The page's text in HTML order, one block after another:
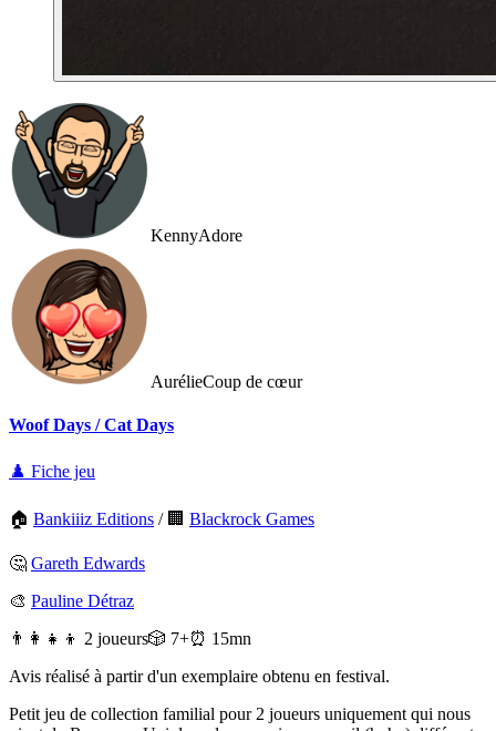
KennyAdore
AurélieCoup de cœur
Woof Days / Cat Days
♟️ Fiche jeu
🏠 Bankiiiz Editions / 🏢 Blackrock Games
🤔 Gareth Edwards
🎨 Pauline Détraz
👨‍👩‍👧‍👦 2 joueurs🎲 7+⏰ 15mn
Avis réalisé à partir d'un exemplaire obtenu en festival.
Petit jeu de collection familial pour 2 joueurs uniquement qui nous